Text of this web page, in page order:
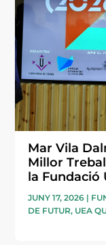
Mar Vila
Millor
la Fundació
JUNY 17, 2026 |
DE FUTUR, UEA